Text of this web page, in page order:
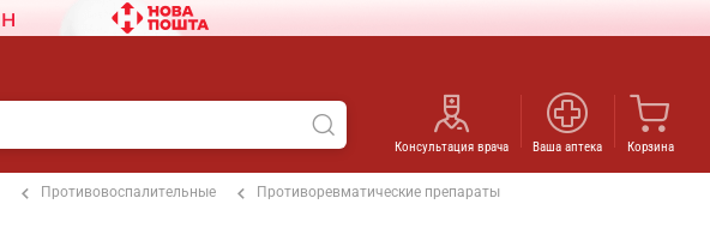
Консультация врача Ваша аптека Корзина
Противовоспалительные Противоревматические препараты